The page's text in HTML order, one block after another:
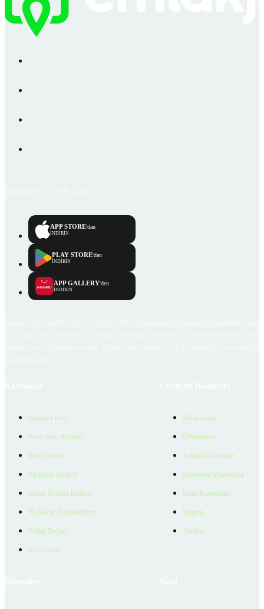
APP STORE'dan
İNDİRİN
PLAY STORE'dan
İNDİRİN
APP GALLERY'den
İNDİRİN
Emlakjet Blog
Satın Alma Rehberi
Satıcı Rehberi
Kiralama Rehberi
Konut Kredisi Rehberi
Ne Kadar Ödeyebilirim
Emlak Değeri
Verilerimiz
Hakkımızda
Ödüllerimiz
Reklam Çözümleri
Kurumsal Materyaller
İnsan Kaynakları
İletişim
Yardım